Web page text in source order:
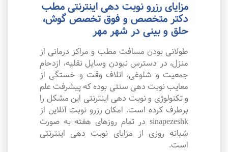
مزایای رزرو نوبت دهی اینترنتی مطب
دکتر متخصص و فوق تخصص گوش،
حلق و بینی در شهر مهر
طولانی بودن مسافت مطب و مراکز درمانی از
منزل، در دسترس نبودن وسایل نقلیه، ازدحام
جمعیت و شلوغی، اتلاف وقت و خستگی از
معایب نوبت دهی سنتی بوده که پیشرفت علم
و تکنولوژی و نوبت دهی اینترنتی این مشکل را
برطرف کرده است. امکان رزرو نوبت آنلاین از
sinapezeshk در تمام روزهای هفته به صورت
شبانه روزی از مزایای نوبت دهی اینترنتی
است.